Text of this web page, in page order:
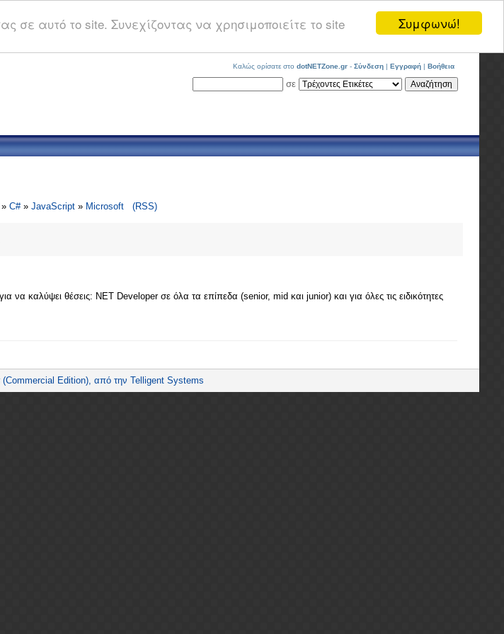
Συμφωνώ!
σε αυτό το site. Συνεχίζοντας να χρησιμοποιείτε το site
Καλώς ορίσατε στο dotNETZone.gr - Σύνδεση | Εγγραφή | Βοήθεια
σε
» C#» JavaScript » Microsoft (RSS)
να καλύψει θέσεις: ΝΕΤ Developer σε όλα τα επίπεδα (senior, mid και junior) και για όλες τις ειδικότητες